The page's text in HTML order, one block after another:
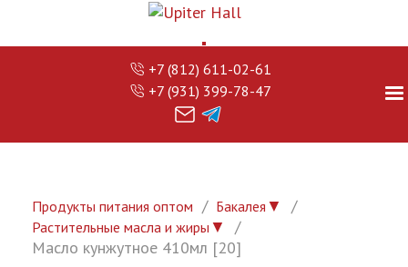
+7 (812) 611-02-61
+7 (931) 399-78-47
Продукты питания оптом Бакалея ▼
Растительные масла и жиры ▼
Масло кунжутное 410мл [20]